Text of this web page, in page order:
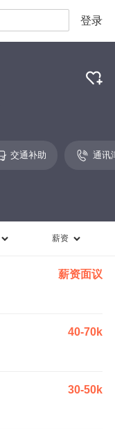
登录
交通补助 通讯
薪资
薪资面议
40-70k
30-50k